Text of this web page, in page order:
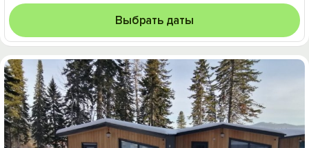
Выбрать даты